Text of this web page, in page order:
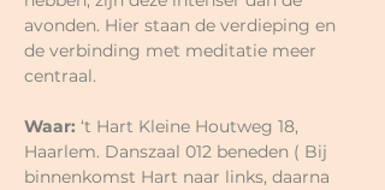
avonden. Hier staan de verdieping en
de verbinding met meditatie meer
centraal.
Waar: ‘t Hart Kleine Houtweg 18,
Haarlem. Danszaal 012 beneden ( Bij
binnenkomst Hart naar links, daarna